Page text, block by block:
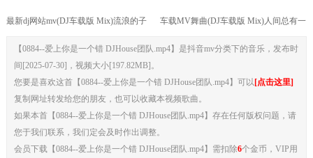
最新dj网站mv(DJ车载版 Mix)流浪的子
车载MV舞曲(DJ车载版 Mix)人间总有一
【0884--爱上你是一个错 DJHouse团队.mp4】是抖音mv分类下的音乐，发布时
间[2025-07-30]，视频大小[197.82MB]。
您要是喜欢这首【0884--爱上你是一个错 DJHouse团队.mp4】可以 [点击这里]
复制网址转发给您的朋友，也可以收藏本视频歌曲。
如果本首【0884--爱上你是一个错 DJHouse团队.mp4】存在任何版权问题，请
您于我们联系，我们定会及时作出调整。
会员下载【0884--爱上你是一个错 DJHouse团队.mp4】需扣除6个金币，VIP用